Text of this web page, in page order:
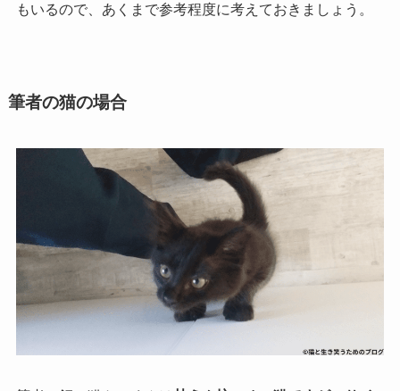
もいるので、あくまで参考程度に考えておきましょう。
筆者の猫の場合